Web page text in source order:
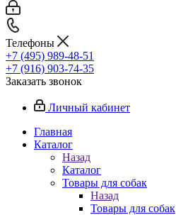
Телефоны
+7 (495) 989-48-51
+7 (916) 903-74-35
Заказать звонок
Личный кабинет
Главная
Каталог
Назад
Каталог
Товары для собак
Назад
Товары для собак